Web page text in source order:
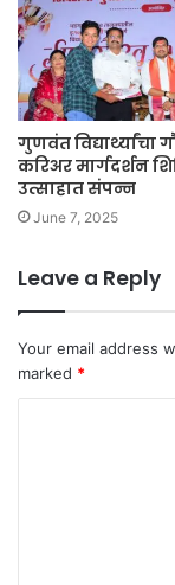
गुणवंत विद्यार्थ्यांचा
करिअर मार्गदर्शन
उत्साहात संपन्न
June 7, 2025
Leave a Reply
Your email address
marked *